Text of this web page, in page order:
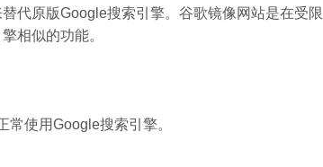
代原版Google搜索引擎。谷歌镜像网站是在受限
相似的功能。
使用Google搜索引擎。